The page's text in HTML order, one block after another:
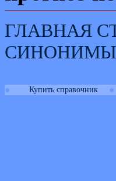
ГЛАВНАЯ
СИНОНИМЫ
● Купить справочник ●